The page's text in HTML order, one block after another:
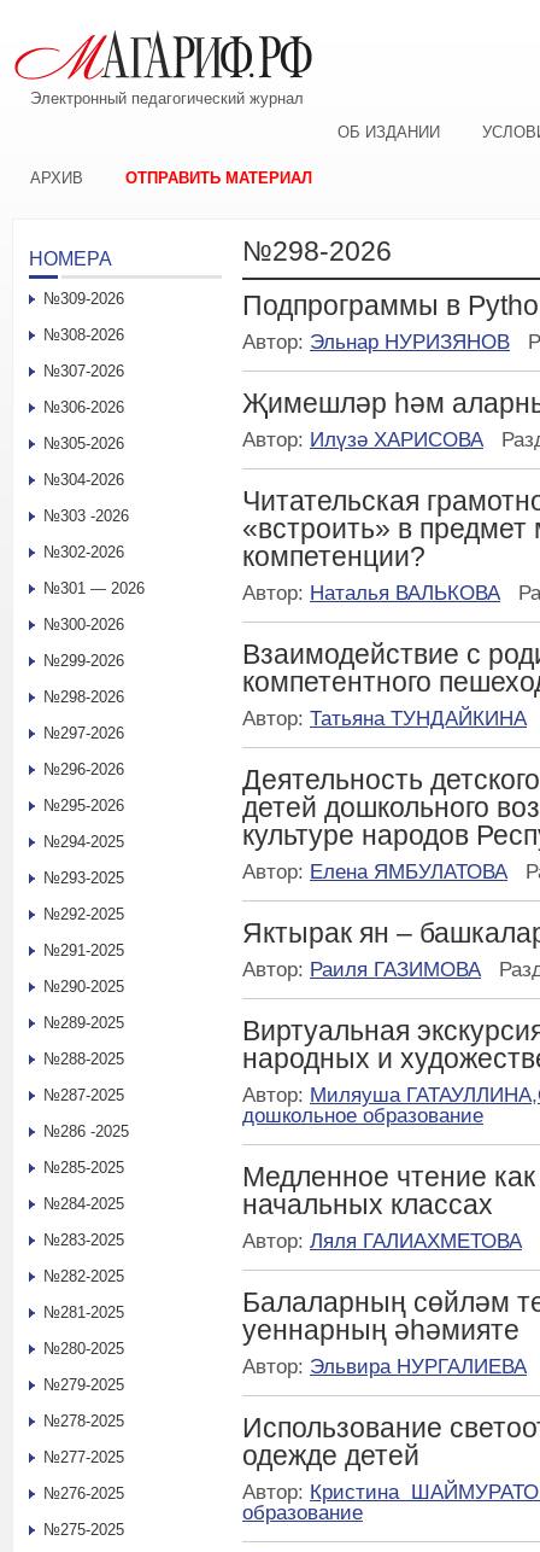
Электронный педагогический журнал
ОБ ИЗДАНИИ
АРХИВ ОТПРАВИТЬ МАТЕРИАЛ
№298-2026
Подпрограммы в
Автор: Эльнар НУРИЗЯНОВ
Җимешләр һәм
Автор: Илүзә ХАРИСОВА
Читательская
«встроить» в
компетенции?
Автор: Наталья ВАЛЬКОВА
Взаимодействие с
компетентного
Автор: Татьяна ТУНДАЙКИНА
Деятельность
детей дошкольного
культуре народов
Автор: Елена ЯМБУЛАТОВА
Яктырак ян –
Автор: Раиля ГАЗИМОВА
Виртуальная
народных и
Автор: Миляуша ГАТАУЛЛИНА,
дошкольное образование
Медленное чтение
начальных классах
Автор: Ляля ГАЛИАХМЕТОВА
Балаларның сөйләм
уеннарның әһәмияте
Автор: Эльвира НУРГАЛИЕВА
Использование
одежде детей
Автор: Кристина
образование
НОМЕРА
№309-2026
№308-2026
№307-2026
№306-2026
№305-2026
№304-2026
№303 -2026
№302-2026
№301 — 2026
№300-2026
№299-2026
№298-2026
№297-2026
№296-2026
№295-2026
№294-2025
№293-2025
№292-2025
№291-2025
№290-2025
№289-2025
№288-2025
№287-2025
№286 -2025
№285-2025
№284-2025
№283-2025
№282-2025
№281-2025
№280-2025
№279-2025
№278-2025
№277-2025
№276-2025
№275-2025